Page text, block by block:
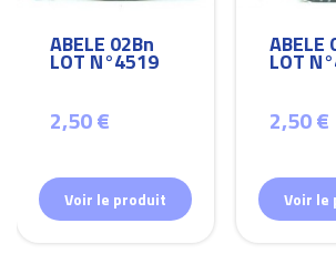
ABELE 02Bn
LOT N°4519
2,50 €
Voir le produit
ABELE
LOT
2,50 €
Voir le